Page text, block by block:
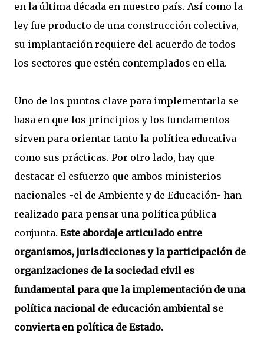
en la última década en nuestro país. Así como la
ley fue producto de una construcción colectiva,
su implantación requiere del acuerdo de todos
los sectores que estén contemplados en ella.
Uno de los puntos clave para implementarla se
basa en que los principios y los fundamentos
sirven para orientar tanto la política educativa
como sus prácticas. Por otro lado, hay que
destacar el esfuerzo que ambos ministerios
nacionales -el de Ambiente y de Educación- han
realizado para pensar una política pública
conjunta. Este abordaje articulado entre
organismos, jurisdicciones y la participación de
organizaciones de la sociedad civil es
fundamental para que la implementación de una
política nacional de educación ambiental se
convierta en política de Estado.